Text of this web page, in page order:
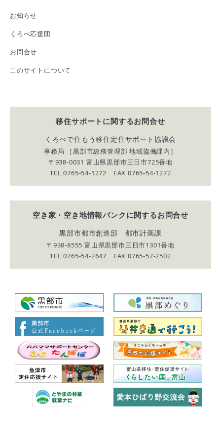
お知らせ
くろべ応援団
お問合せ
このサイトについて
移住サポートに関するお問合せ
くろべで住もう移住定住サポート協議会
事務局 ［黒部市総務管理部 地域協働課内］
〒938-0031 富山県黒部市三日市725番地
TEL 0765-54-1272 FAX 0765-54-1272
空き家・空き地情報バンクに関するお問合せ
黒部市都市創造部 都市計画課
〒938-8555 富山県黒部市三日市1301番地
TEL 0765-54-2647 FAX 0765-57-2502